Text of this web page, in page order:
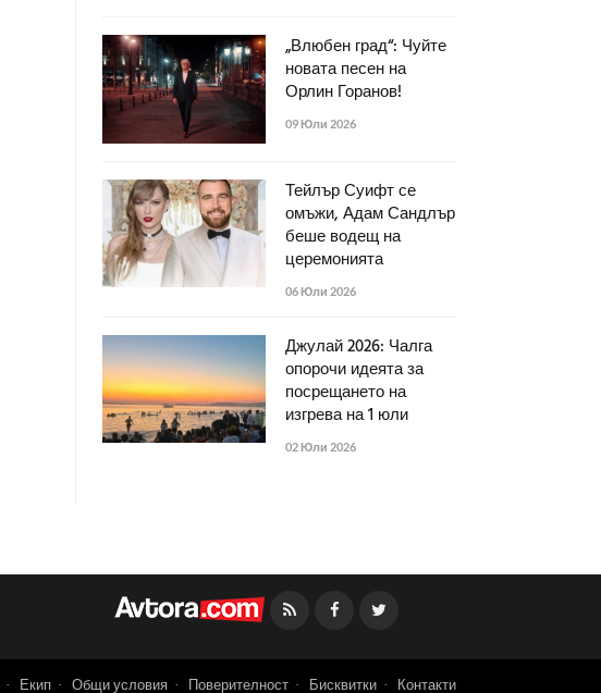
„Влюбен град“: Чуйте
новата песен на
Орлин Горанов!
09 Юли 2026
Тейлър Суифт се
омъжи, Адам Сандлър
беше водещ на
церемонията
06 Юли 2026
Джулай 2026: Чалга
опорочи идеята за
посрещането на
изгрева на 1 юли
02 Юли 2026
Facebook
Екип Общи условия Поверителност Бисквитки Контакти